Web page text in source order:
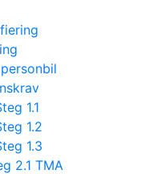
1.1
1.2
1.3
2.1 TMA